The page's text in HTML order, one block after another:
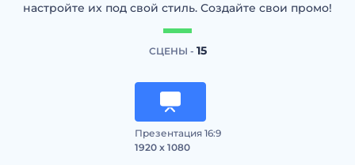
настройте их под свой стиль. Создайте свои промо!
СЦЕНЫ - 15
Презентация 16:9
1920 x 1080